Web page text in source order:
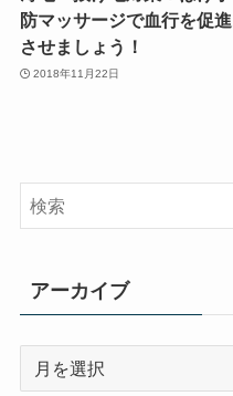
防マッサージで血行を促進
させましょう！
2018年11月22日
アーカイブ